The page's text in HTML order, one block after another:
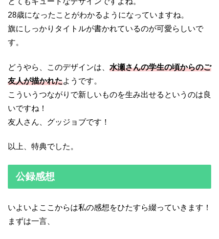
28歳になったことがわかるようになっていますね。
旗にしっかりタイトルが書かれているのが可愛らしいで
す。
どうやら、このデザインは、 水瀬さんの学生の頃からのご
友人が描かれたようです。
こういうつながりで新しいものを生み出せるというのは良
いですね！
友人さん、グッジョブです！
以上、特典でした。
公録感想
いよいよここからは私の感想をひたすら綴っていきます！
まずは一言、